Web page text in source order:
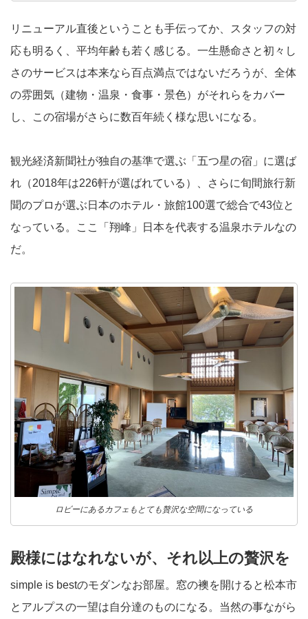
リニューアル直後ということも手伝ってか、スタッフの対
応も明るく、平均年齢も若く感じる。一生懸命さと初々し
さのサービスは本来なら百点満点ではないだろうが、全体
の雰囲気（建物・温泉・食事・景色）がそれらをカバー
し、この宿場がさらに数百年続く様な思いになる。
観光経済新聞社が独自の基準で選ぶ「五つ星の宿」に選ば
れ（2018年は226軒が選ばれている）、さらに旬間旅行新
聞のプロが選ぶ日本のホテル・旅館100選で総合で43位と
なっている。ここ「翔峰」日本を代表する温泉ホテルなの
だ。
ロビーにあるカフェもとても贅沢な空間になっている
殿様にはなれないが、それ以上の贅沢を
simple is bestのモダンなお部屋。窓の襖を開けると松本市
とアルプスの一望は自分達のものになる。当然の事ながら